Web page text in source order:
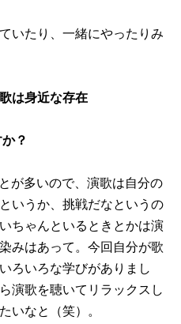
いたり、一緒にやったりみ
は身近な存在
？
が多いので、演歌は自分の
いうか、挑戦だなというの
ちゃんといるときとかは演
みはあって。今回自分が歌
ろいろな学びがありまし
演歌を聴いてリラックスし
いなと（笑）。